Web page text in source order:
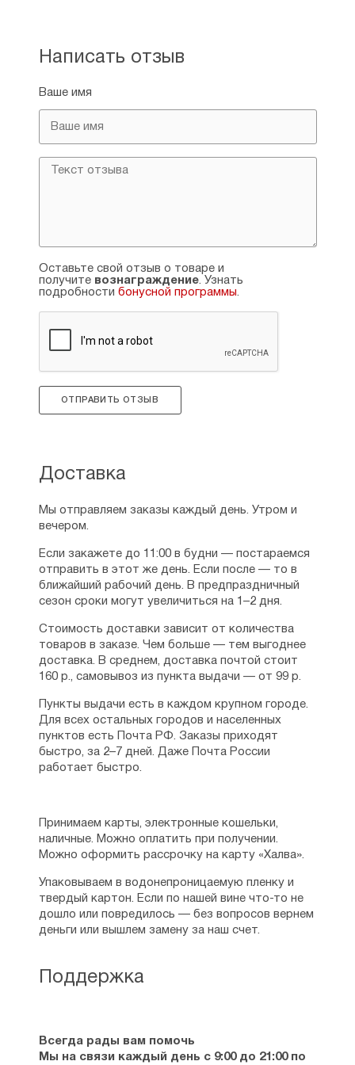
Написать отзыв
Ваше имя
Оставьте свой отзыв о товаре и
получите вознаграждение. Узнать
подробности бонусной программы.
ОТПРАВИТЬ ОТЗЫВ
Поддержка
Всегда рады вам помочь
Мы на связи каждый день с 9:00 до 21:00 по
Доставка
Мы отправляем заказы каждый день. Утром и
вечером.
Если закажете до 11:00 в будни — постараемся
отправить в этот же день. Если после — то в
ближайший рабочий день. В предпраздничный
сезон сроки могут увеличиться на 1–2 дня.
Стоимость доставки зависит от количества
товаров в заказе. Чем больше — тем выгоднее
доставка. В среднем, доставка почтой стоит
160 р., самовывоз из пункта выдачи — от 99 р.
Пункты выдачи есть в каждом крупном городе.
Для всех остальных городов и населенных
пунктов есть Почта РФ. Заказы приходят
быстро, за 2–7 дней. Даже Почта России
работает быстро.
Принимаем карты, электронные кошельки,
наличные. Можно оплатить при получении.
Можно оформить рассрочку на карту «Халва».
Упаковываем в водонепроницаемую пленку и
твердый картон. Если по нашей вине что-то не
дошло или повредилось — без вопросов вернем
деньги или вышлем замену за наш счет.